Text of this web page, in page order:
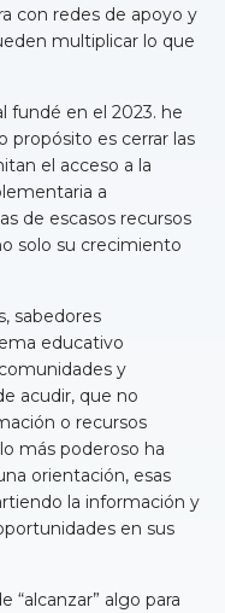
con redes de apoyo y
multiplicar lo que
fundé en el 2023. he
propósito es cerrar las
el acceso a la
a
de escasos recursos
solo su crecimiento
sabedores
educativo
y
acudir, que no
o recursos
más poderoso ha
orientación, esas
la información y
en sus
“alcanzar” algo para